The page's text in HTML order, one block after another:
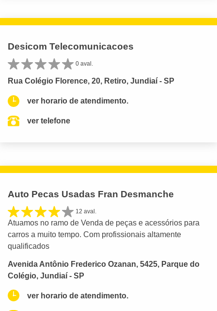
Desicom Telecomunicacoes
0 aval.
Rua Colégio Florence, 20, Retiro, Jundiaí - SP
ver horario de atendimento.
ver telefone
Auto Pecas Usadas Fran Desmanche
12 aval.
Atuamos no ramo de Venda de peças e acessórios para
carros a muito tempo. Com profissionais altamente
qualificados
Avenida Antônio Frederico Ozanan, 5425, Parque do
Colégio, Jundiaí - SP
ver horario de atendimento.